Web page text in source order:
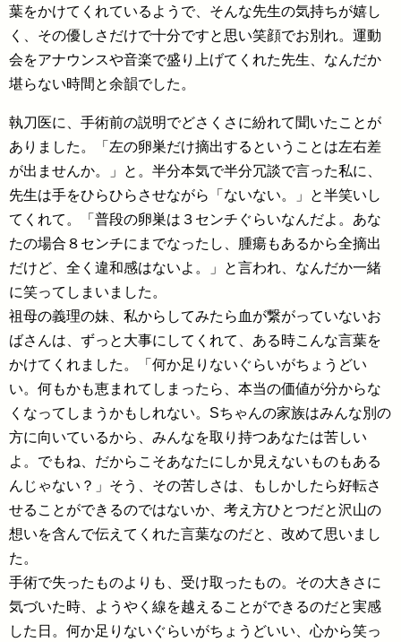
葉をかけてくれているようで、そんな先生の気持ちが嬉し
く、その優しさだけで十分ですと思い笑顔でお別れ。運動
会をアナウンスや音楽で盛り上げてくれた先生、なんだか
堪らない時間と余韻でした。
執刀医に、手術前の説明でどさくさに紛れて聞いたことが
ありました。「左の卵巣だけ摘出するということは左右差
が出ませんか。」と。半分本気で半分冗談で言った私に、
先生は手をひらひらさせながら「ないない。」と半笑いし
てくれて。「普段の卵巣は３センチぐらいなんだよ。あな
たの場合８センチにまでなったし、腫瘍もあるから全摘出
だけど、全く違和感はないよ。」と言われ、なんだか一緒
に笑ってしまいました。
祖母の義理の妹、私からしてみたら血が繋がっていないお
ばさんは、ずっと大事にしてくれて、ある時こんな言葉を
かけてくれました。「何か足りないぐらいがちょうどい
い。何もかも恵まれてしまったら、本当の価値が分からな
くなってしまうかもしれない。Sちゃんの家族はみんな別の
方に向いているから、みんなを取り持つあなたは苦しい
よ。でもね、だからこそあなたにしか見えないものもある
んじゃない？」そう、その苦しさは、もしかしたら好転さ
せることができるのではないか、考え方ひとつだと沢山の
想いを含んで伝えてくれた言葉なのだと、改めて思いまし
た。
手術で失ったものよりも、受け取ったもの。その大きさに
気づいた時、ようやく線を越えることができるのだと実感
した日。何か足りないぐらいがちょうどいい、心から笑っ